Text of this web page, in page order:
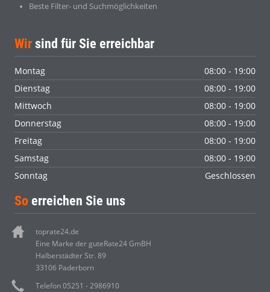
Beste Filter- und Suchmöglichkeiten
Wir sind für Sie erreichbar
Montag
08:00 - 19:00
Dienstag
08:00 - 19:00
Mittwoch
08:00 - 19:00
Donnerstag
08:00 - 19:00
Freitag
08:00 - 19:00
Samstag
08:00 - 19:00
Sonntag
Geschlossen
So erreichen Sie uns
toprate24.de
Eine Marke der guteRate24 GmBH
Halberstädter Str. 89
33106 Paderborn
Telefon 05251 - 2986910